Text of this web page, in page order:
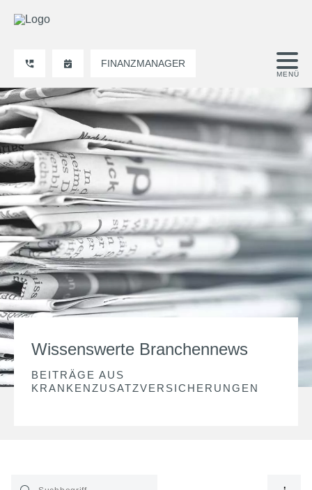
FINANZMANAGER
Wissenswerte Branchennews
BEITRÄGE AUS
KRANKENZUSATZVERSICHERUNGEN